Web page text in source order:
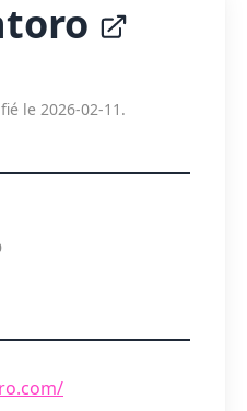
le 2026-02-11.